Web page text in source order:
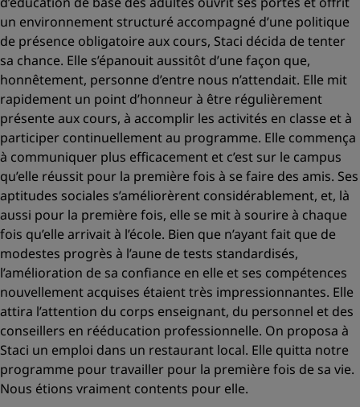
un environnement structuré accompagné d’une politique
de présence obligatoire aux cours, Staci décida de tenter
sa chance. Elle s’épanouit aussitôt d’une façon que,
honnêtement, personne d’entre nous n’attendait. Elle mit
rapidement un point d’honneur à être régulièrement
présente aux cours, à accomplir les activités en classe et à
participer continuellement au programme. Elle commença
à communiquer plus efficacement et c’est sur le campus
qu’elle réussit pour la première fois à se faire des amis. Ses
aptitudes sociales s’améliorèrent considérablement, et, là
aussi pour la première fois, elle se mit à sourire à chaque
fois qu’elle arrivait à l’école. Bien que n’ayant fait que de
modestes progrès à l’aune de tests standardisés,
l’amélioration de sa confiance en elle et ses compétences
nouvellement acquises étaient très impressionnantes. Elle
attira l’attention du corps enseignant, du personnel et des
conseillers en rééducation professionnelle. On proposa à
Staci un emploi dans un restaurant local. Elle quitta notre
programme pour travailler pour la première fois de sa vie.
Nous étions vraiment contents pour elle.